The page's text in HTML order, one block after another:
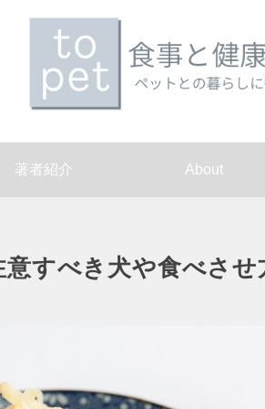
著者紹介 About
すべき犬や食べさせ